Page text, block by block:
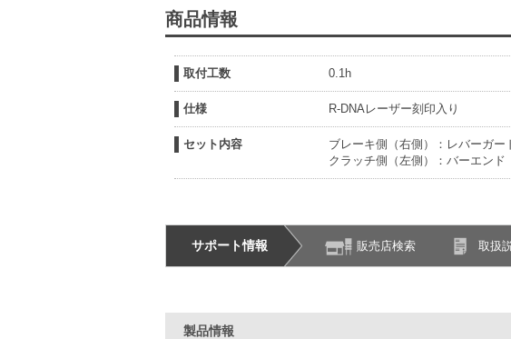
商品情報
取付工数 0.1h
仕様 R-DNAレーザー刻印入り
セット内容
ブレーキ側（右側）：レバーガー
クラッチ側（左側）：バーエンド
サポート情報 販売店検索 取扱
製品情報